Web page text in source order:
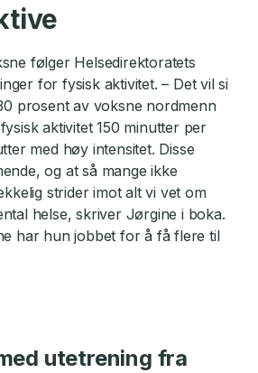
følger Helsedirektoratets
for fysisk aktivitet. – Det vil si
prosent av voksne nordmenn
aktivitet 150 minutter per
med høy intensitet. Disse
og at så mange ikke
strider imot alt vi vet om
helse, skriver Jørgine i boka.
har hun jobbet for å få flere til
utetrening fra